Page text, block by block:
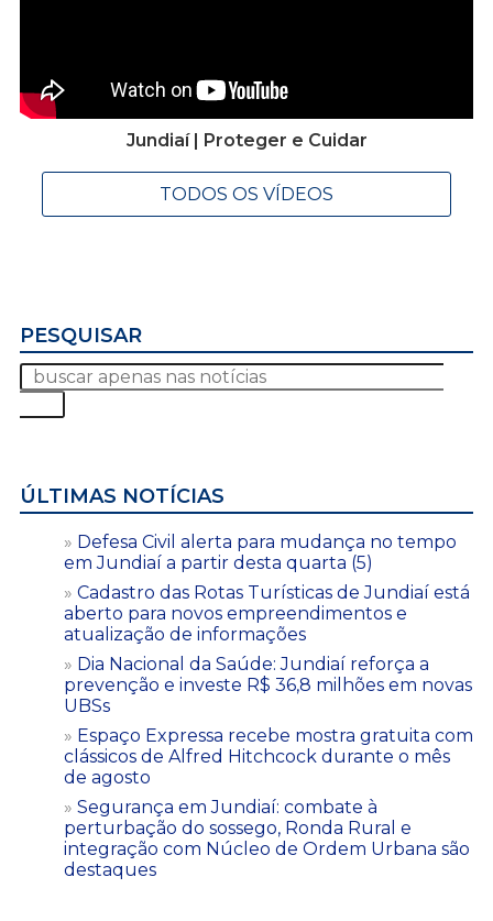
Jundiaí | Proteger e Cuidar
TODOS OS VÍDEOS
PESQUISAR
ÚLTIMAS NOTÍCIAS
Defesa Civil alerta para mudança no tempo
em Jundiaí a partir desta quarta (5)
Cadastro das Rotas Turísticas de Jundiaí está
aberto para novos empreendimentos e
atualização de informações
Dia Nacional da Saúde: Jundiaí reforça a
prevenção e investe R$ 36,8 milhões em novas
UBSs
Espaço Expressa recebe mostra gratuita com
clássicos de Alfred Hitchcock durante o mês
de agosto
Segurança em Jundiaí: combate à
perturbação do sossego, Ronda Rural e
integração com Núcleo de Ordem Urbana são
destaques